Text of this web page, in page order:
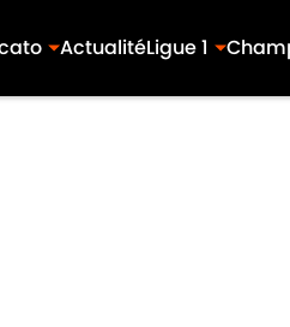
ActualitéLigue 1